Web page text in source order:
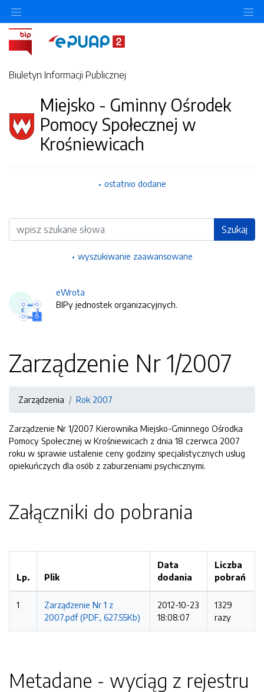
Biuletyn Informacji Publicznej
Miejsko - Gminny Ośrodek
Pomocy Społecznej w
Krośniewicach
ostatnio dodane
Wyszukiwarka Szukaj
wyszukiwanie zaawansowane
eWrota
BIPy jednostek organizacyjnych.
Zarządzenie Nr 1/2007
Zarządzenia Rok 2007
Zarządzenie Nr 1/2007 Kierownika Miejsko-Gminnego Ośrodka
Pomocy Społecznej w Krośniewicach z dnia 18 czerwca 2007
roku w sprawie ustalenie ceny godziny specjalistycznych uslug
opiekuńczych dla osób z zaburzeniami psychicznymi.
Załączniki do pobrania
Lp. Plik
Data
dodania
Liczba
pobrań
1
Zarządzenie Nr 1 z
2007.pdf (PDF, 627.55Kb)
2012-10-23
18:08:07
1329
razy
Metadane - wyciąg z rejestru